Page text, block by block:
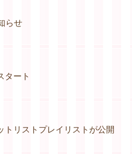
らせ
タート
トリストプレイリストが公開